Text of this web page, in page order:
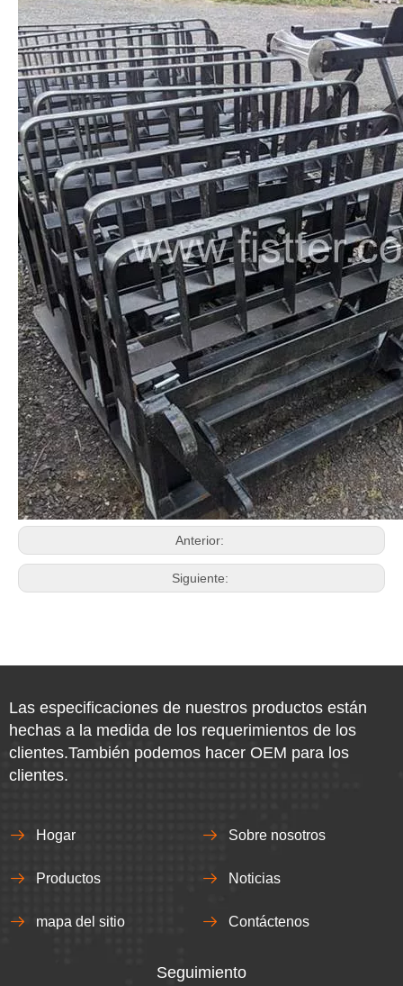
Anterior:
Siguiente:
Las especificaciones de nuestros productos están
hechas a la medida de los requerimientos de los
clientes.También podemos hacer OEM para los
clientes.
Hogar Sobre nosotros
Productos Noticias
mapa del sitio Contáctenos
Seguimiento​​​​​​​